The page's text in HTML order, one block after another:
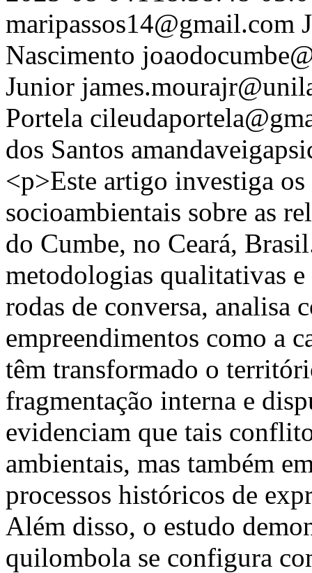
maripassos14@gmail.com
Nascimento
Junior
Portela
dos Santos
<p>Este artigo investiga
socioambientais sobre as
do Cumbe, no Ceará,
metodologias qualitativas
rodas de conversa, analisa
empreendimentos como a
têm transformado o
fragmentação interna e
evidenciam que tais
ambientais, mas também
processos históricos de
Além disso, o estudo
quilombola se configura